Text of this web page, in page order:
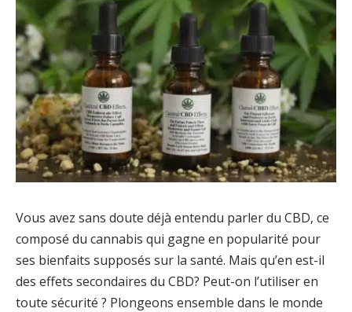
Vous avez sans doute déjà entendu parler du CBD, ce
composé du cannabis qui gagne en popularité pour
ses bienfaits supposés sur la santé. Mais qu’en est-il
des effets secondaires du CBD? Peut-on l’utiliser en
toute sécurité ? Plongeons ensemble dans le monde